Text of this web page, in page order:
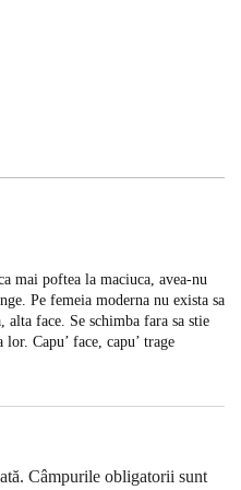
mai poftea la maciuca, avea-nu
Pe femeia moderna nu exista sa
face. Se schimba fara sa stie
Capu’ face, capu’ trage
Câmpurile obligatorii sunt